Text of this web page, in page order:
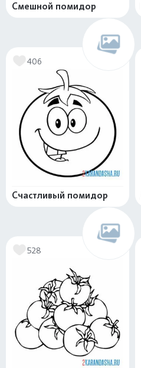
Смешной помидор
406
Счастливый помидор
528